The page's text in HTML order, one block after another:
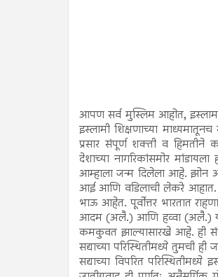
आपण सर्व मुस्लिम आहोत,
इस्लामी शिक्षणाच्या
प्रसार संपूर्ण शक्ती व
देशाच्या नागरिकांसमोर
आम्हाला जन्म दिलेला आहे. झोन
आई आणि वडिलाची लेकरे आहात.
भाऊ आहेत. पूर्वोत्तर भारतात
आदम (अलै.) आणि हव्वा (अलै.)
कमकुवत झाल्यासारखे आहे. ही
सद्याच्या परिस्थितीमध्ये तुमची
सद्याच्या विपरित